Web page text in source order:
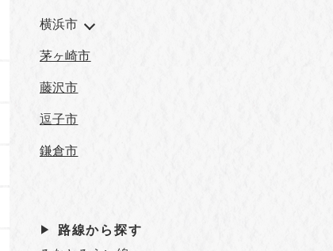
横浜市
茅ヶ崎市
藤沢市
逗子市
鎌倉市
路線から探す